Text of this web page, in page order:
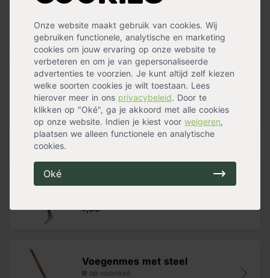
Onze website maakt gebruik van cookies. Wij
gebruiken functionele, analytische en marketing
cookies om jouw ervaring op onze website te
verbeteren en om je van gepersonaliseerde
advertenties te voorzien. Je kunt altijd zelf kiezen
welke soorten cookies je wilt toestaan. Lees
hierover meer in ons privacybeleid. Door te
klikken op "Oké", ga je akkoord met alle cookies
op onze website. Indien je kiest voor weigeren,
plaatsen we alleen functionele en analytische
cookies.
Oké
Stoffer en blik country
8,99
Rode bezem met steel
op voorraad
24,99
Alternatieven
Handvoegenkrabber
7,99
Voegenmes met steel
op voorraad